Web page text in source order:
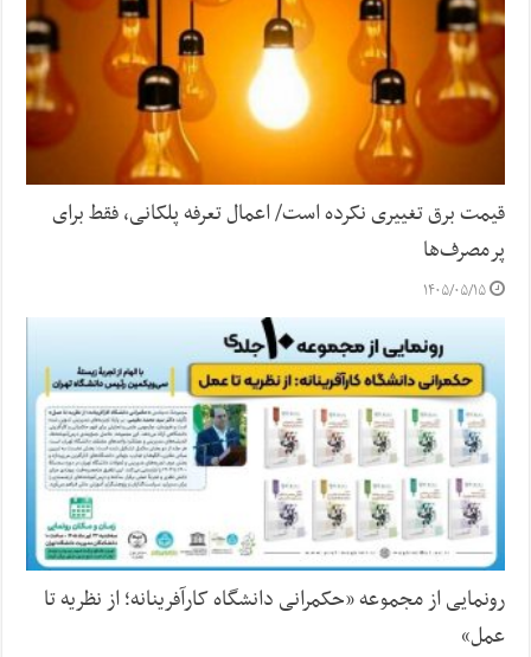
قیمت برق تغییری نکرده است/ اعمال تعرفه پلکانی، فقط برای
پرمصرف‌ها
۱۴۰۵/۰۵/۱۵
رونمایی از مجموعه «حکمرانی دانشگاه کارآفرینانه؛ از نظریه تا
عمل»